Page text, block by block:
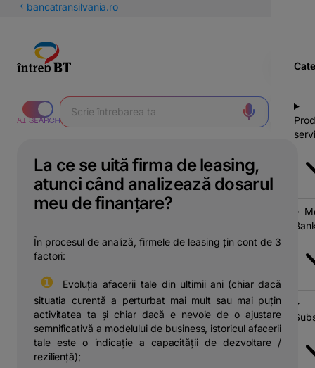
latineștibancatransilvania.ro
La ce se uită firma de leasing,
atunci când analizează dosarul
meu de finanțare?
În procesul de analiză, firmele de leasing țin cont de 3
factori:
❶
⠀Evoluția afacerii tale din ultimii ani (chiar dacă
situatia curentă a perturbat mai mult sau mai puțin
activitatea ta și chiar dacă e nevoie de o ajustare
semnificativă a modelului de business, istoricul afacerii
tale este o indicație a capacității de dezvoltare /
reziliență);